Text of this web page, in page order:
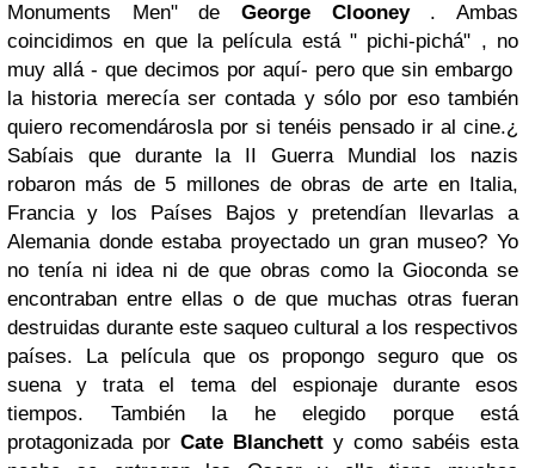
Monuments Men" de George Clooney. Ambas
coincidimos en que la película está " pichi-pichá" , no
muy allá - que decimos por aquí- pero que sin embargo
la historia merecía ser contada y sólo por eso también
quiero recomendárosla por si tenéis pensado ir al cine.¿
Sabíais que durante la II Guerra Mundial los nazis
robaron más de 5 millones de obras de arte en Italia,
Francia y los Países Bajos y pretendían llevarlas a
Alemania donde estaba proyectado un gran museo? Yo
no tenía ni idea ni de que obras como la Gioconda se
encontraban entre ellas o de que muchas otras fueran
destruidas durante este saqueo cultural a los respectivos
países. La película que os propongo seguro que os
suena y trata el tema del espionaje durante esos
tiempos. También la he elegido porque está
protagonizada por Cate Blanchett y como sabéis esta